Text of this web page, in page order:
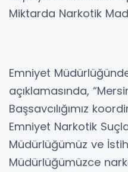
Miktarda Narkotik
​Emniyet
açıklamasında,
Başsavcılığımız
Emniyet Narkotik
Müdürlüğümüz ve
Müdürlüğümüzce